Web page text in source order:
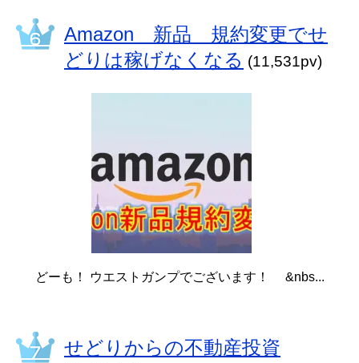
Amazon 新品 規約変更でせ
どりは稼げなくなる (11,531pv)
どーも！ ウエストガンプでございます！ &nbs...
せどりからの不動産投資